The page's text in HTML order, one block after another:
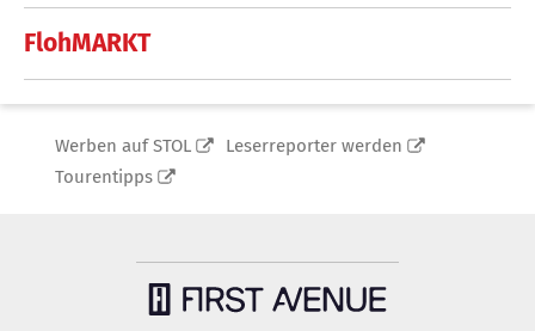
FlohMARKT
Werben auf STOL
Leserreporter werden
Tourentipps